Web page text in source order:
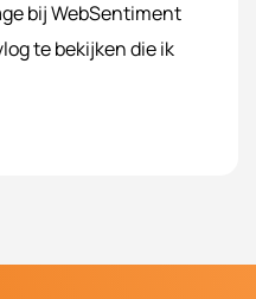
bij WebSentiment
te bekijken die ik